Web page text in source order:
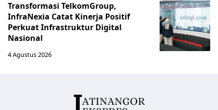
Transformasi TelkomGroup,
InfraNexia Catat Kinerja Positif
Perkuat Infrastruktur Digital
Nasional
4 Agustus 2026